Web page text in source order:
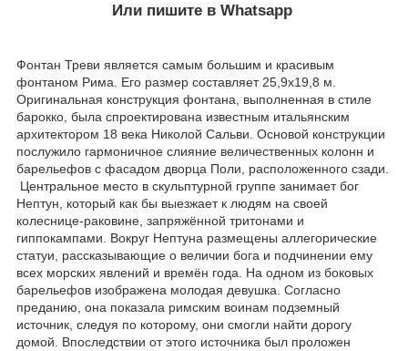
Или пишите в Whatsapp
Фонтан Треви является самым большим и красивым
фонтаном Рима. Его размер составляет 25,9х19,8 м.
Оригинальная конструкция фонтана, выполненная в стиле
барокко, была спроектирована известным итальянским
архитектором 18 века Николой Сальви. Основой конструкции
послужило гармоничное слияние величественных колонн и
барельефов с фасадом дворца Поли, расположенного сзади.
Центральное место в скульптурной группе занимает бог
Нептун, который как бы выезжает к людям на своей
колеснице-раковине, запряжённой тритонами и
гиппокампами. Вокруг Нептуна размещены аллегорические
статуи, рассказывающие о величии бога и подчинении ему
всех морских явлений и времён года. На одном из боковых
барельефов изображена молодая девушка. Согласно
преданию, она показала римским воинам подземный
источник, следуя по которому, они смогли найти дорогу
домой. Впоследствии от этого источника был проложен